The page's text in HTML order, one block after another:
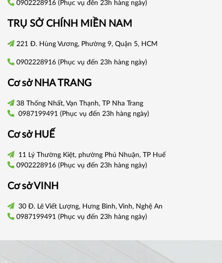
0902228916(Phục vụ đến 23h hàng ngày)
TRỤ SỞ CHÍNH MIỀN NAM
221 Đ. Hùng Vương, Phường 9, Quận 5, HCM
0902228916(Phục vụ đến 23h hàng ngày)
Cơ sởNHA TRANG
38 Thống Nhất, Vạn Thạnh, TP Nha Trang
0987199491 (Phục vụ đến 23h hàng ngày)
Cơ sởHUẾ
11 Lý Thường Kiệt, phường Phú Nhuận, TP Huế
0902228916(Phục vụ đến 23h hàng ngày)
Cơ sở VINH
30 Đ. Lê Viết Lượng, Hưng Bình, Vinh, Nghệ An
0987199491 (Phục vụ đến 23h hàng ngày)